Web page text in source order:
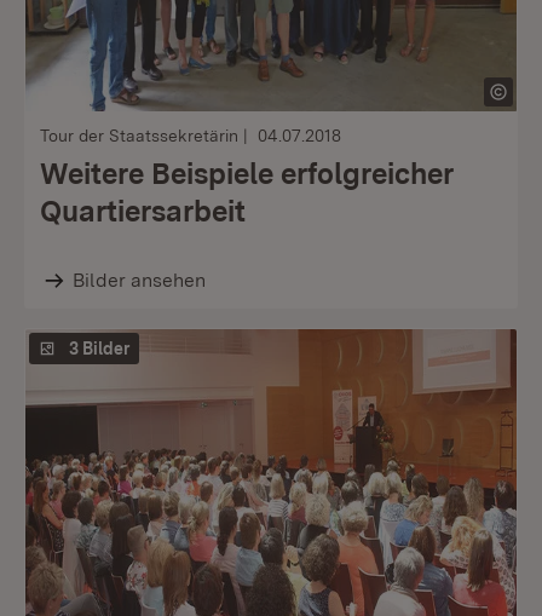
Tour der Staatssekretärin 04.07.2018
Weitere Beispiele erfolgreicher
Quartiersarbeit
Bilder ansehen
3 Bilder